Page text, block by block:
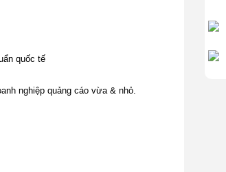
quốc tế
nghiệp quảng cáo vừa & nhỏ.